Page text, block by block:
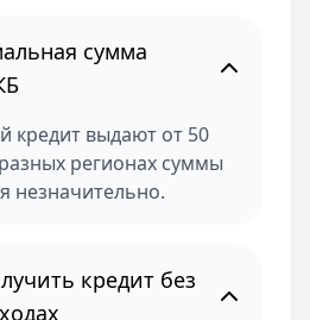
сумма
кредит выдают от 50
регионах суммы
незначительно.
кредит без